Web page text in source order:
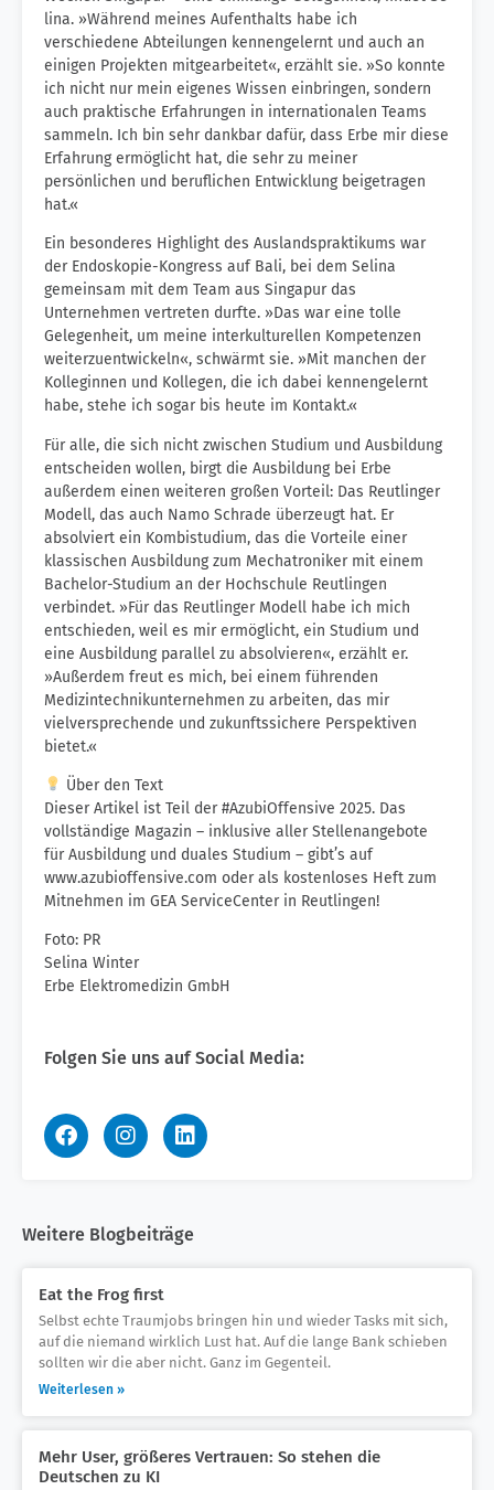
lina. »Während meines Aufenthalts habe ich
verschiedene Abteilungen kennengelernt und auch an
einigen Projekten mitgearbeitet«, erzählt sie. »So konnte
ich nicht nur mein eigenes Wissen einbringen, sondern
auch praktische Erfahrungen in internationalen Teams
sammeln. Ich bin sehr dankbar dafür, dass Erbe mir diese
Erfahrung ermöglicht hat, die sehr zu meiner
persönlichen und beruflichen Entwicklung beigetragen
hat.«
Ein besonderes Highlight des Auslandspraktikums war
der Endoskopie-Kongress auf Bali, bei dem Selina
gemeinsam mit dem Team aus Singapur das
Unternehmen vertreten durfte. »Das war eine tolle
Gelegenheit, um meine interkulturellen Kompetenzen
weiterzuentwickeln«, schwärmt sie. »Mit manchen der
Kolleginnen und Kollegen, die ich dabei kennengelernt
habe, stehe ich sogar bis heute im Kontakt.«
Für alle, die sich nicht zwischen Studium und Ausbildung
entscheiden wollen, birgt die Ausbildung bei Erbe
außerdem einen weiteren großen Vorteil: Das Reutlinger
Modell, das auch Namo Schrade überzeugt hat. Er
absolviert ein Kombistudium, das die Vorteile einer
klassischen Ausbildung zum Mechatroniker mit einem
Bachelor-Studium an der Hochschule Reutlingen
verbindet. »Für das Reutlinger Modell habe ich mich
entschieden, weil es mir ermöglicht, ein Studium und
eine Ausbildung parallel zu absolvieren«, erzählt er.
»Außerdem freut es mich, bei einem führenden
Medizintechnikunternehmen zu arbeiten, das mir
vielversprechende und zukunftssichere Perspektiven
bietet.«
Über den Text
Dieser Artikel ist Teil der #AzubiOffensive 2025. Das
vollständige Magazin – inklusive aller Stellenangebote
für Ausbildung und duales Studium – gibt’s auf
www.azubioffensive.com oder als kostenloses Heft zum
Mitnehmen im GEA ServiceCenter in Reutlingen!
Foto: PR
Selina Winter
Erbe Elektromedizin GmbH
Folgen Sie uns auf Social Media:
Weitere Blogbeiträge
Eat the Frog first
Selbst echte Traumjobs bringen hin und wieder Tasks mit sich,
auf die niemand wirklich Lust hat. Auf die lange Bank schieben
sollten wir die aber nicht. Ganz im Gegenteil.
Weiterlesen »
Mehr User, größeres Vertrauen: So stehen die
Deutschen zu KI